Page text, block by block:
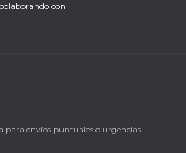
con
para envíos puntuales o urgencias.